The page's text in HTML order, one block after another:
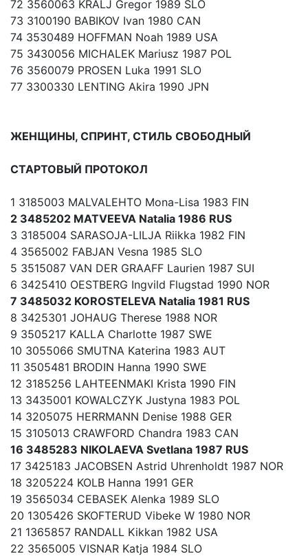
72 3560063 KRALJ Gregor 1989 SLO
73 3100190 BABIKOV Ivan 1980 CAN
74 3530489 HOFFMAN Noah 1989 USA
75 3430056 MICHALEK Mariusz 1987 POL
76 3560079 PROSEN Luka 1991 SLO
77 3300330 LENTING Akira 1990 JPN
ЖЕНЩИНЫ, СПРИНТ, СТИЛЬ СВОБОДНЫЙ
СТАРТОВЫЙ ПРОТОКОЛ
1 3185003 MALVALEHTO Mona-Lisa 1983 FIN
2 3485202 MATVEEVA Natalia 1986 RUS
3 3185004 SARASOJA-LILJA Riikka 1982 FIN
4 3565002 FABJAN Vesna 1985 SLO
5 3515087 VAN DER GRAAFF Laurien 1987 SUI
6 3425410 OESTBERG Ingvild Flugstad 1990 NOR
7 3485032 KOROSTELEVA Natalia 1981 RUS
8 3425301 JOHAUG Therese 1988 NOR
9 3505217 KALLA Charlotte 1987 SWE
10 3055066 SMUTNA Katerina 1983 AUT
11 3505481 BRODIN Hanna 1990 SWE
12 3185256 LAHTEENMAKI Krista 1990 FIN
13 3435001 KOWALCZYK Justyna 1983 POL
14 3205075 HERRMANN Denise 1988 GER
15 3105013 CRAWFORD Chandra 1983 CAN
16 3485283 NIKOLAEVA Svetlana 1987 RUS
17 3425183 JACOBSEN Astrid Uhrenholdt 1987 NOR
18 3205224 KOLB Hanna 1991 GER
19 3565034 CEBASEK Alenka 1989 SLO
20 1305426 SKOFTERUD Vibeke W 1980 NOR
21 1365857 RANDALL Kikkan 1982 USA
22 3565005 VISNAR Katja 1984 SLO